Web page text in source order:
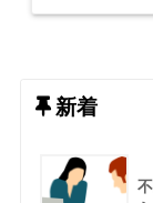
新着